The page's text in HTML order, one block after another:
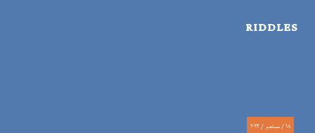
RIDDLES
١٨ / سبتمبر / ٢٠٢٢